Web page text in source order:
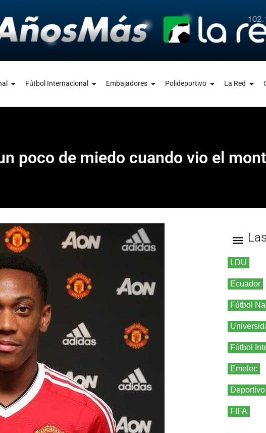
Fútbol Internacional Embajadores Polideportivo La Red
poco de miedo cuando vio el
LDU
Ecuador
Fútbol
Fútbol
Emelec
FIFA